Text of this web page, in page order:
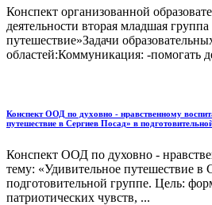
Конспект организованной
деятельности вторая младшая
путешествие»Задачи
областей:Коммуникация: -помогать
Конспект ООД по духовно - нравственному
путешествие в Сергиев Посад» в
Конспект ООД по духовно -
тему: «Удивительное путешествие в
подготовительной группе. Цель:
патриотических чувств, ...